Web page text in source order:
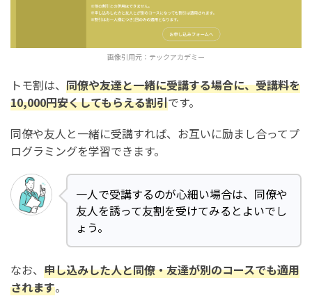
画像引用元： テックアカデミー
トモ割は、 同僚や友達と一緒に受講する場合に、受講料を
10,000円安くしてもらえる割引です。
同僚や友人と一緒に受講すれば、お互いに励まし合ってプ
ログラミングを学習できます。
一人で受講するのが心細い場合は、同僚や
友人を誘って友割を受けてみるとよいでし
ょう。
なお、 申し込みした人と同僚・友達が別のコースでも適用
されます。